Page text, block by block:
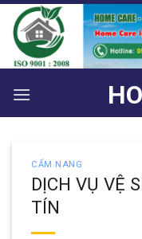
Bỏ
qua
nội
dung
CẨM NANG
DỊCH VỤ VỆ
TÍN